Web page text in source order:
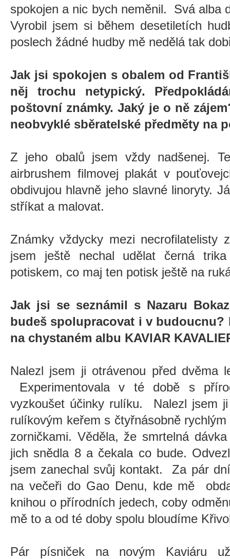
spokojen a nic bych neměnil. Svá alba
Vyrobil jsem si během desetiletích
poslech žádné hudby mě nedělá tak
Jak jsi spokojen s obalem od
něj trochu netypický.
poštovní známky. Jaký je o ně
neobvyklé sběratelské předměty na
Z jeho obalů jsem vždy nadšenej.
airbrushem filmovej plakát v
obdivujou hlavně jeho slavné linoryty.
stříkat a malovat.
Známky vždycky mezi necrofilatelisty
jsem ještě nechal udělat černá
potiskem, co maj ten potisk ještě na
Jak jsi se seznámil s Nazaru
budeš spolupracovat i v budoucnu?
na chystaném albu KAVIAR
Nalezl jsem ji otrávenou před dvěma
Experimentovala v té době s
vyzkoušet účinky rulíku. Nalezl jsem
rulíkovým keřem s čtyřnásobně
zorničkami. Věděla, že smrtelná
jich snědla 8 a čekala co bude.
jsem zanechal svůj kontakt. Za pár
na večeři do Gao Denu, kde mě
knihou o přírodních jedech, coby
mě to a od té doby spolu bloudíme
Pár písniček na novým Kaviáru